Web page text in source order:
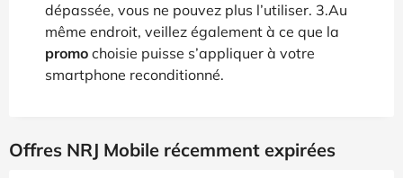
dépassée, vous ne pouvez plus l’utiliser. 3.Au
même endroit, veillez également à ce que la
promo choisie puisse s’appliquer à votre
smartphone reconditionné.
Offres NRJ Mobile récemment expirées